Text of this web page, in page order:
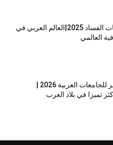
مؤشر مُدرَكات الفساد 2025|العالم العربي في
العالمي
تميزا في بلاد العرب